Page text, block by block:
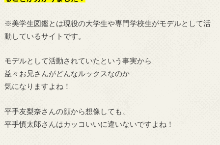
※美学生図鑑とは現役の大学生や専門学校生がモデルとして活
動しているサイトです。
モデルとして活動されていたという事実から
益々お兄さんがどんなルックスなのか
気になりますよね！
平手友梨奈さんの顔から想像しても、
平手慎太郎さんはカッコいいに違いないですよね！